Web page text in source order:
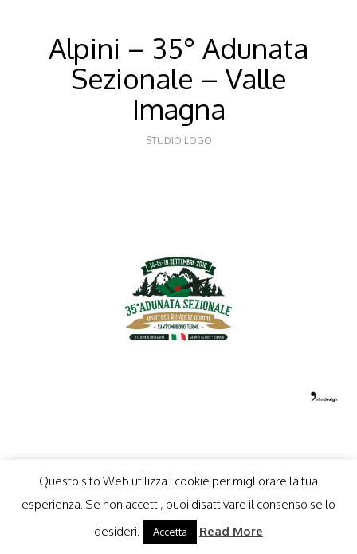
Alpini – 35° Adunata
Sezionale – Valle
Imagna
STUDIO LOGO
Questo sito Web utilizza i cookie per migliorare la tua
esperienza. Se non accetti, puoi disattivare il consenso se lo
desideri.
Accetta Read More